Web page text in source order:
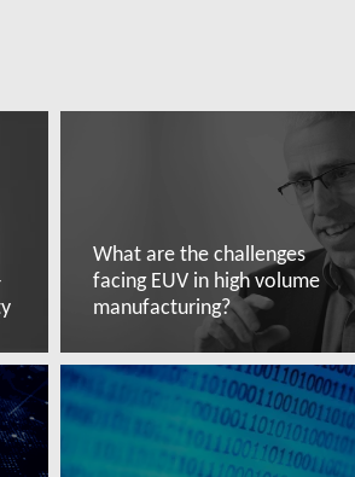
What are the challenges
facing EUV in high volume
manufacturing?
Mehr lesen